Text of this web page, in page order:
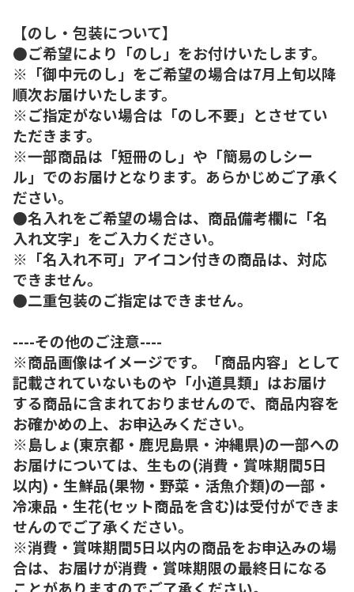
【のし・包装について】
●ご希望により「のし」をお付けいたします。
※「御中元のし」をご希望の場合は7月上旬以降
順次お届けいたします。
※ご指定がない場合は「のし不要」とさせてい
ただきます。
※一部商品は「短冊のし」や「簡易のしシー
ル」でのお届けとなります。あらかじめご了承く
ださい。
●名入れをご希望の場合は、商品備考欄に「名
入れ文字」をご入力ください。
※「名入れ不可」アイコン付きの商品は、対応
できません。
●二重包装のご指定はできません。
----その他のご注意----
※商品画像はイメージです。「商品内容」として
記載されていないものや「小道具類」はお届け
する商品に含まれておりませんので、商品内容を
お確かめの上、お申込みください。
※島しょ(東京都・鹿児島県・沖縄県)の一部への
お届けについては、生もの(消費・賞味期間5日
以内)・生鮮品(果物・野菜・活魚介類)の一部・
冷凍品・生花(セット商品を含む)は受付ができま
せんのでご了承ください。
※消費・賞味期間5日以内の商品をお申込みの場
合は、お届けが消費・賞味期限の最終日になる
ことがありますのでご了承ください。